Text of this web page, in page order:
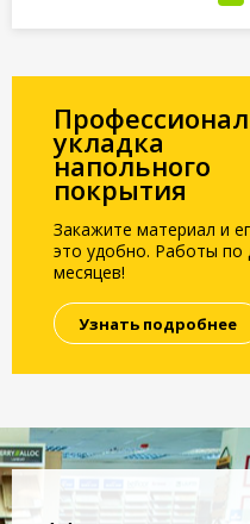
укладка
напольного
покрытия
Закажите материал и
это удобно. Работы по
месяцев!
Узнать подробнее